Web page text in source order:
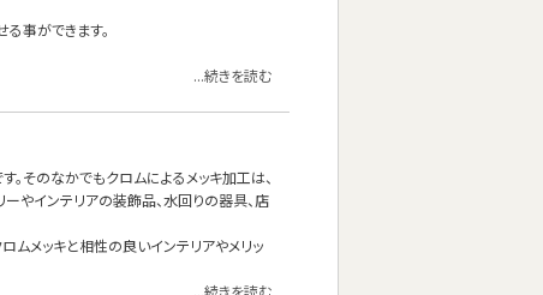
事ができます。
...続きを読む
そのなかでもクロムによるメッキ加工は、
やインテリアの装飾品、水回りの器具、店
ムメッキと相性の良いインテリアやメリッ